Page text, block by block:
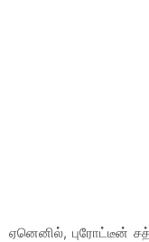
ஏனெனில், புரோட்டீன்